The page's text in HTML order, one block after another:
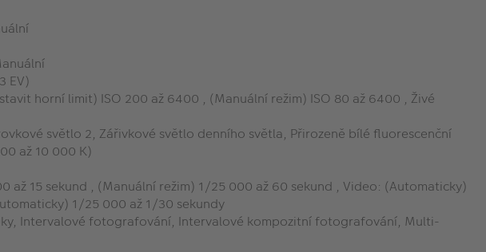
EV)
horní limit) ISO 200 až 6400 , (Manuální režim) ISO 80 až 6400 , Živé
světlo 2, Zářivkové světlo denního světla, Přirozeně bílé fluorescenční
až 10 000 K)
15 sekund , (Manuální režim) 1/25 000 až 60 sekund , Video: (Automaticky)
1/25 000 až 1/30 sekundy
Intervalové fotografování, Intervalové kompozitní fotografování, Multi-